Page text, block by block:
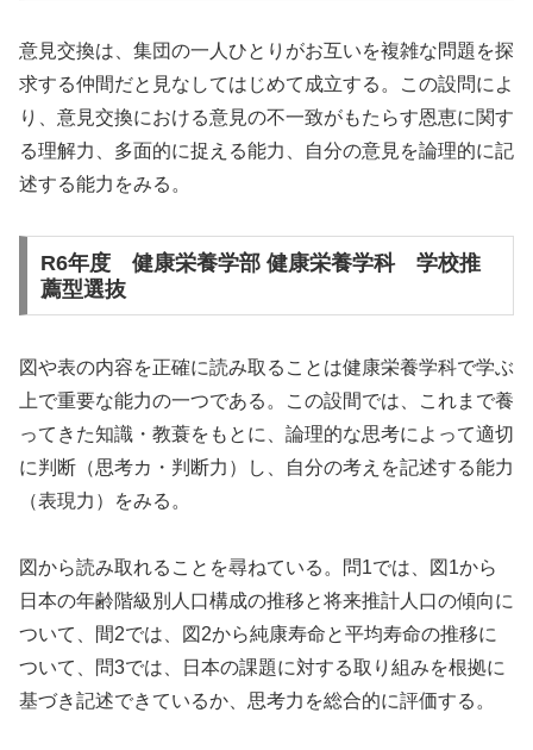
意見交換は、集団の一人ひとりがお互いを複雑な問題を探
求する仲間だと見なしてはじめて成立する。この設問によ
り、意見交換における意見の不一致がもたらす恩恵に関す
る理解力、多面的に捉える能力、自分の意見を論理的に記
述する能力をみる。
R6年度 健康栄養学部 健康栄養学科 学校推
薦型選抜
図や表の内容を正確に読み取ることは健康栄養学科で学ぶ
上で重要な能力の一つである。この設間では、これまで養
ってきた知識・教蓑をもとに、論理的な思考によって適切
に判断（思考カ・判断力）し、自分の考えを記述する能力
（表現力）をみる。
図から読み取れることを尋ねている。問1では、図1から
日本の年齢階級別人口構成の推移と将来推計人口の傾向に
ついて、間2では、図2から純康寿命と平均寿命の推移に
ついて、問3では、日本の課題に対する取り組みを根拠に
基づき記述できているか、思考力を総合的に評価する。